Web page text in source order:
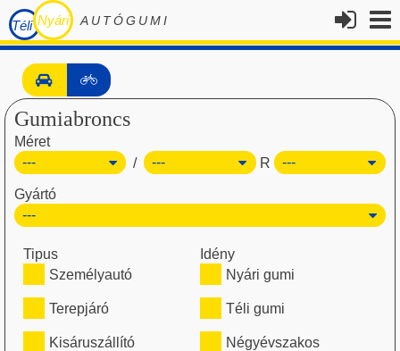
Téli Nyári AUTÓGUMI
Gumiabroncs
Méret
/
R
Gyártó
Tipus
Személyautó
Terepjáró
Kisáruszállító
Idény
Nyári gumi
Téli gumi
Négyévszakos